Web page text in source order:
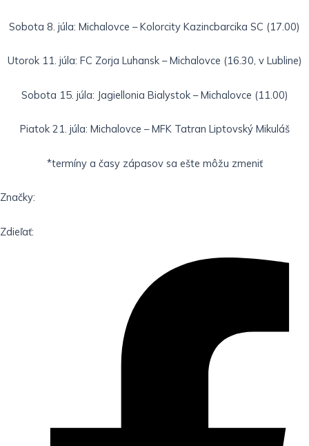
Sobota 8. júla: Michalovce – Kolorcity Kazincbarcika SC (17.00)
Utorok 11. júla: FC Zorja Luhansk – Michalovce (16.30, v Lubline)
Sobota 15. júla: Jagiellonia Bialystok – Michalovce (11.00)
Piatok 21. júla: Michalovce – MFK Tatran Liptovský Mikuláš
*termíny a časy zápasov sa ešte môžu zmeniť
Značky:
Zdieľať: